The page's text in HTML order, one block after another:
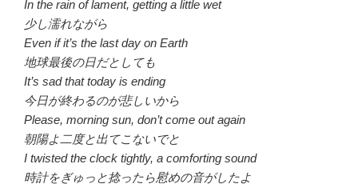
In the rain of lament, getting a little wet
少し濡れながら
Even if it’s the last day on Earth
地球最後の日だとしても
It’s sad that today is ending
今日が終わるのが悲しいから
Please, morning sun, don’t come out again
朝陽よ二度と出てこないでと
I twisted the clock tightly, a comforting sound
時計をぎゅっと捻ったら慰めの音がしたよ